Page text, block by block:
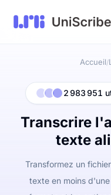
Accueil/
2 983 951
Transcrire
texte
Transformez un
texte en moins